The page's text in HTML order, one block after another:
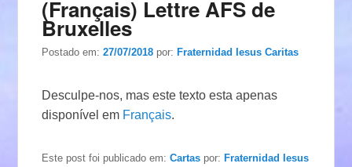
postagens
(Français) Lettre AFS de
Bruxelles
Postado em:27/07/2018 por:Fraternidad Iesus Caritas
Desculpe-nos, mas este texto esta apenas
disponível em Français.
Este post foi publicado em:Cartas por:Fraternidad Iesus